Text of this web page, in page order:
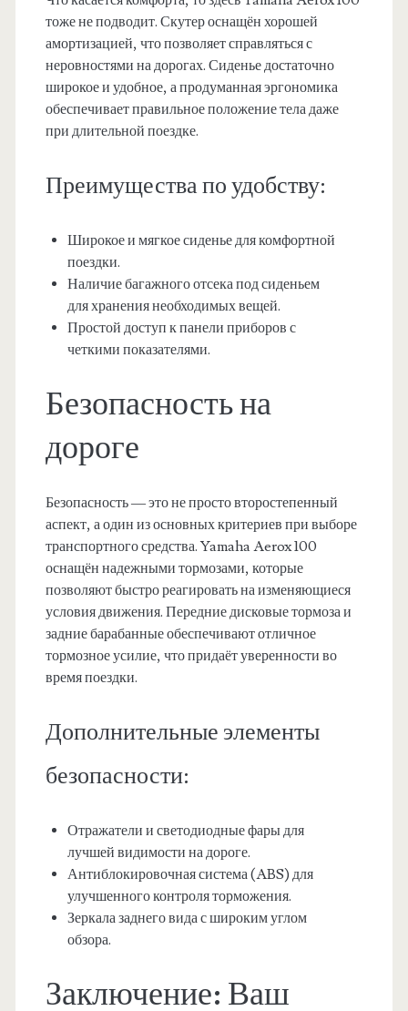
тоже не подводит. Скутер оснащён хорошей
амортизацией, что позволяет справляться с
неровностями на дорогах. Сиденье достаточно
широкое и удобное, а продуманная эргономика
обеспечивает правильное положение тела даже
при длительной поездке.
Преимущества по удобству:
Широкое и мягкое сиденье для комфортной
поездки.
Наличие багажного отсека под сиденьем
для хранения необходимых вещей.
Простой доступ к панели приборов с
четкими показателями.
Безопасность на
дороге
Безопасность — это не просто второстепенный
аспект, а один из основных критериев при выборе
транспортного средства. Yamaha Aerox 100
оснащён надежными тормозами, которые
позволяют быстро реагировать на изменяющиеся
условия движения. Передние дисковые тормоза и
задние барабанные обеспечивают отличное
тормозное усилие, что придаёт уверенности во
время поездки.
Дополнительные элементы
безопасности:
Отражатели и светодиодные фары для
лучшей видимости на дороге.
Антиблокировочная система (ABS) для
улучшенного контроля торможения.
Зеркала заднего вида с широким углом
обзора.
Заключение: Ваш